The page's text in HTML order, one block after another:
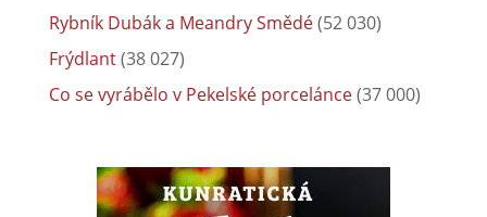
Rybník Dubák a Meandry Smědé(52 030)
Frýdlant(38 027)
Co se vyrábělo v Pekelské porcelánce(37 000)